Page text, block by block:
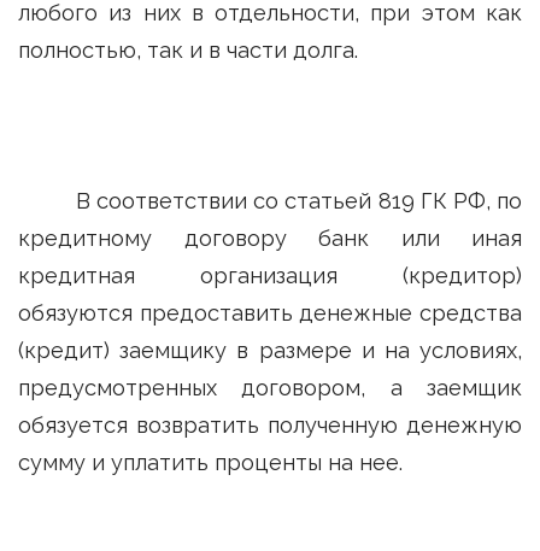
любого из них в отдельности, при этом как
полностью, так и в части долга.
В соответствии со статьей 819 ГК РФ, по
кредитному договору банк или иная
кредитная организация (кредитор)
обязуются предоставить денежные средства
(кредит) заемщику в размере и на условиях,
предусмотренных договором, а заемщик
обязуется возвратить полученную денежную
сумму и уплатить проценты на нее.